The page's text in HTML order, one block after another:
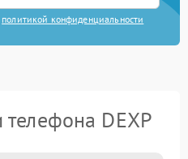
политикой конфиденциальности
DEXP